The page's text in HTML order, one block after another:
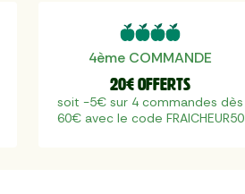
4ème COMMANDE
20€ offerts
soit -5€ sur 4 commandes dès
60€ avec le code FRAICHEUR50